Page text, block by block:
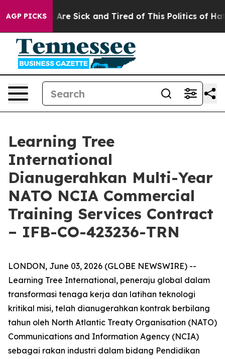
AGP PICKSAre Sick and Tired of This Politics of
Learning Tree
International
Dianugerahkan Multi-Year
NATO NCIA Commercial
Training Services Contract
– IFB-CO-423236-TRN
LONDON, June 03, 2026 (GLOBE NEWSWIRE) --
Learning Tree International, peneraju global dalam
transformasi tenaga kerja dan latihan teknologi
kritikal misi, telah dianugerahkan kontrak berbilang
tahun oleh North Atlantic Treaty Organisation (NATO)
Communications and Information Agency (NCIA)
sebagai rakan industri dalam bidang Pendidikan